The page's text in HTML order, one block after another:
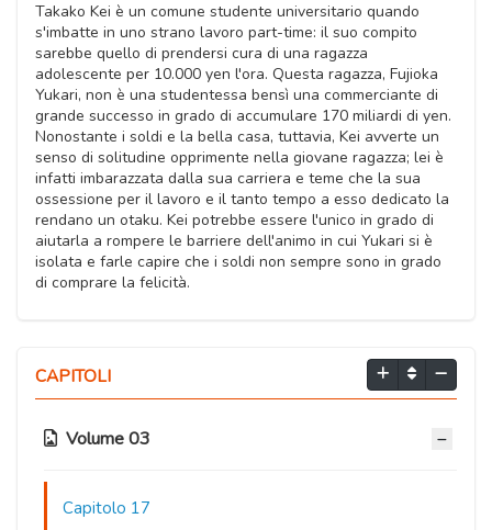
Takako Kei è un comune studente universitario quando
s'imbatte in uno strano lavoro part-time: il suo compito
sarebbe quello di prendersi cura di una ragazza
adolescente per 10.000 yen l'ora. Questa ragazza, Fujioka
Yukari, non è una studentessa bensì una commerciante di
grande successo in grado di accumulare 170 miliardi di yen.
Nonostante i soldi e la bella casa, tuttavia, Kei avverte un
senso di solitudine opprimente nella giovane ragazza; lei è
infatti imbarazzata dalla sua carriera e teme che la sua
ossessione per il lavoro e il tanto tempo a esso dedicato la
rendano un otaku. Kei potrebbe essere l'unico in grado di
aiutarla a rompere le barriere dell'animo in cui Yukari si è
isolata e farle capire che i soldi non sempre sono in grado
di comprare la felicità.
CAPITOLI
Volume 03
Capitolo 17